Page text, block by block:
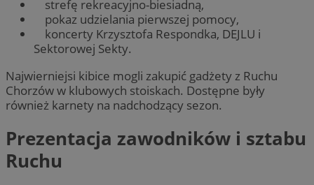
strefę rekreacyjno-biesiadną,
pokaz udzielania pierwszej pomocy,
koncerty Krzysztofa Respondka, DEJLU i
Sektorowej Sekty.
Najwierniejsi kibice mogli zakupić gadżety z Ruchu
Chorzów w klubowych stoiskach. Dostępne były
również karnety na nadchodzący sezon.
Prezentacja zawodników i sztabu
Ruchu